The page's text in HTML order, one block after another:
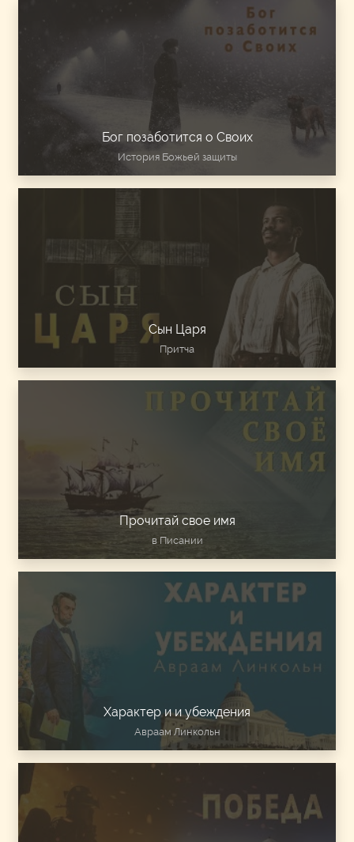
Бог позаботится о Своих
История Божьей защиты
Сын Царя
Притча
Прочитай свое имя
в Писании
Характер и и убеждения
Авраам Линкольн